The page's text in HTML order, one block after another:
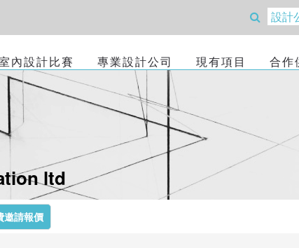
內設計比賽 專業設計公司 現有項目 合作
ltd
邀請報價